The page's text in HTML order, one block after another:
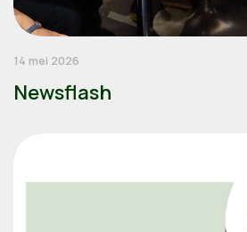
14 mei 2026
Newsflash